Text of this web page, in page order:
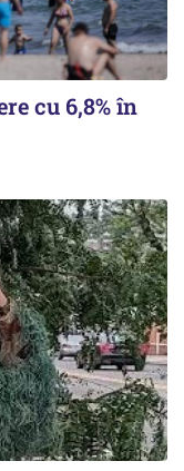
cu 6,8% în